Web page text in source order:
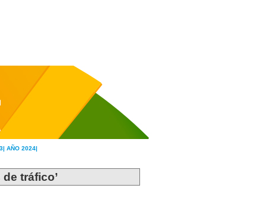
AÑO 2024|
tráfico’